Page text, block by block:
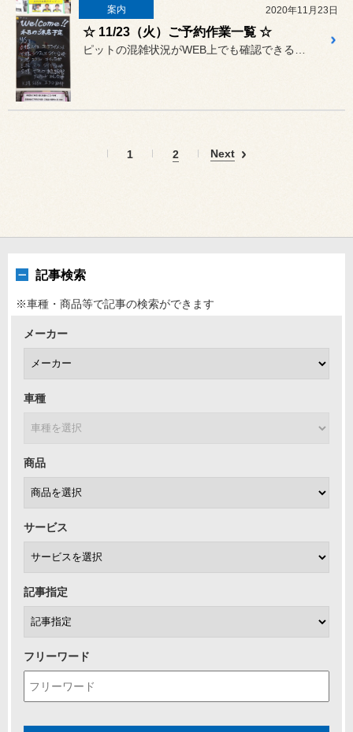
案内 2020年11月23日
☆ 11/23（火）ご予約作業一覧 ☆
1 2 Next
記事検索
※車種・商品等で記事の検索ができます
メーカー
車種
商品
サービス
記事指定
フリーワード